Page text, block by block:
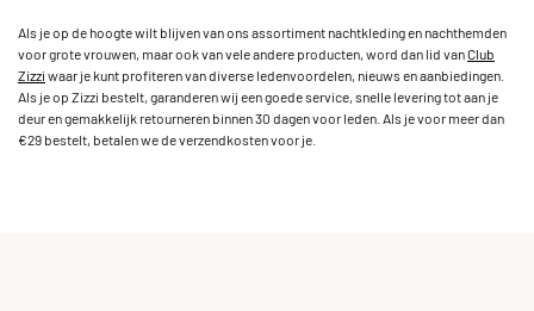
Als je op de hoogte wilt blijven van ons assortiment nachtkleding en nachthemden
voor grote vrouwen, maar ook van vele andere producten, word dan lid vanClub
Zizziwaar je kunt profiteren van diverse ledenvoordelen, nieuws en aanbiedingen.
Als je op Zizzi bestelt, garanderen wij een goede service, snelle levering tot aan je
deur en gemakkelijk retourneren binnen 30 dagen voor leden. Als je voor meer dan
€29 bestelt, betalen we de verzendkosten voor je.